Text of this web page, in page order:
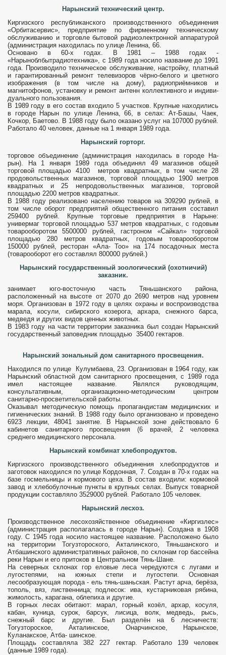
Нарынский технический центр.
Киргизского республиканского производственного объедине­ния
«Орбитасервис», предприятие по фирменному техническому
обслуживанию и торговле бытовой радиоэлектронной аппаратурой
(администрация находилась по улице Ленина, 66.
Основано в 60-х годах. В 1981 – 1988 годах -
«Нарыноблбытрадиотехника», с 1989 года носило название до 1991
года. Произ­водило техническое обслуживание, настрой­ку, платный
и гарантированный ремонт теле­визоров чёрно-белого и цветного
изобра­жения (в том числе на дому), радиоприёмни­ков и
магнитофонов, установку и ре­монт антенн коллективного и индиви­
дуального пользования.
В 1989 году в его состав входило 5 участков. Крупные находились
в городе Нарын по улице Ленина, 66, в селах: Ат-Башы, Чаек,
Кочкор, Баетово. В 1988 году было оказано услуг на 107000 рублей.
Работало 40 человек, данные на 1 января 1989 года.
Нарынский горторг.
торговое объединение (администрация находилась в городе На­
рын). На 1 января 1989 года объединял 49 мага­зинов общей
торговой площадью 4100 метров квадратных, в том числе 28
продовольственных магазинов, торго­вой площадью 1900 метров
квадратных и 25 непродовольственных магазинов, торговой
площадью 2200 метров квадратных.
В 1988 году реализовано населению товаров на 309290 рублей, в
том числе оборот пред­приятий общественного питания составил
259400 рублей. Крупные торговые пред­приятия в Нарыне:
универмаг торго­вой площадью 537 метров квадратных, с годовым
товарооборо­том 5500000 рублей, гастроном «Сайкал» торговой
площадью 280 метров квадратных, годовым товарообо­ротом
150000 рублей, ресторан «Ала- Тоо» на 174 посадочных места
(товаро­оборот его составлял 800000 рублей.)
Нарынский государственный зоологический (охотничий)
заказник.
занимает юго-восточную часть Тяньшанского района,
расположенный на высоте от 2070 до 2690 метров над уровнем
моря. Организован в 1972 году в целях охраны и воспроизводства
ма­рала, косули, сибирского козерога, архара, снежного барса,
медведя и других видов ценных животных.
В 1983 году на части территории заказника был создан Нарын­ский
государственный заповедник площадью 35400 гектаров.
Нарынский зональный дом санитарного просвещения.
Находился по улице Кулумбаева, 23. Орга­низован в 1964 году, как
Нарынский област­ной дом санитарного просвещения, с 1989 года
имел настоящее название. Являлся руководящим,
консультативным, организационно-методическим центром
санитарно-просветительской работы.
Оказывал методическую помощь пропагандистам медицинских и
гигиенических зна­ний. В 1988 году было организовано и проведено
6923 лекции, 48041 занятие. В Нарынской зоне дей­ствовало 6
кабинетов санитарного просвещения (6 врачей, 2 человека
среднего медицинского персонала.
Нарынский комбинат хлебопродуктов.
Киргизского производственного объедине­ния хлебопродуктов и
заготовок находился по улице Кордонная, 7. Создан в 70-х годах на
базе госмельницы и кормового цеха. В состав входили: кормовой
завод и хлебобулочные пункты в крупных селах. Выпуск товарной
продукции составляло 3529000 рублей. Работало 105 человек.
Нарынский лесхоз.
Производственное лесохозяйственное объединение «Киргизлес»
(администрация располагалась в городе Нарын). Создана в 1908
году. С 1945 года носило настоящее название. Распо­ложено было
на территории Тогузтороского, Акталинского, Тяньшанского и
Атбашинского административных районов, по склонам гор бассейна
реки Нарын и его притоков в Центральном Тянь-Шане.
На северных склонах гор еловые леса чередуются с лугами и
лугостепями, на южных степи и лугостепи. Основная
лесообразующая порода - ель тянь-шаньская. Растут арча, берёза,
тополь, вяз, лиственница; подлесок: ива, кус­тарниковая рябина,
жимолость, карагана, облепиха и другие.
В горных лесах обитают: марал, горный козёл, архар, косуля,
кабан, куница, сурок, барсук, лисица, волк, медведь, рысь,
снежный барс и другие. Был разделён на 6 лесничеств:
Тогузтороское, Акталинское, Онарчинское, Нарынское,
Куланакское, Атба- шинское.
Площадь составляла 382 227 гектар. Работало 139 человек
(данные 1989 года).